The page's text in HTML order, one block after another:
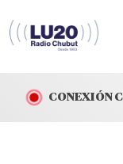
CONEXIÓN